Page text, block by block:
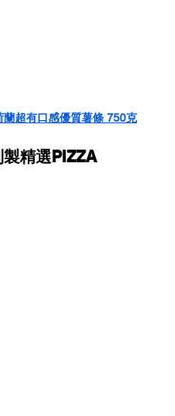
蘭超有口感優質薯條 750克
精選PIZZA